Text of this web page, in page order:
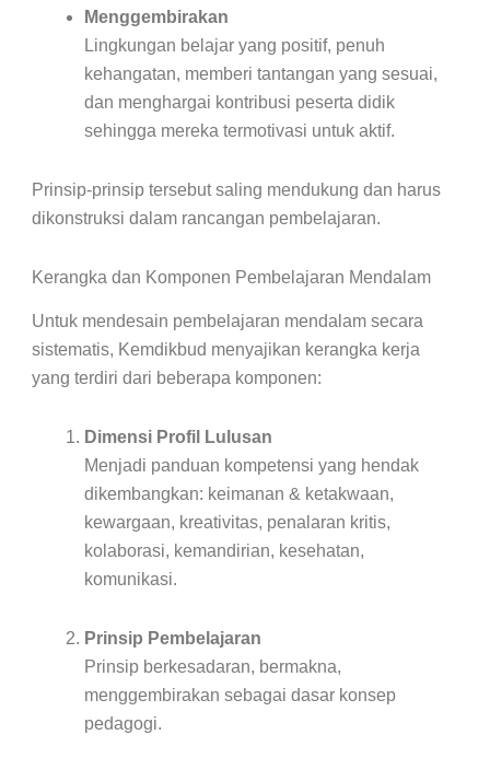
Menggembirakan
Lingkungan belajar yang positif, penuh
kehangatan, memberi tantangan yang sesuai,
dan menghargai kontribusi peserta didik
sehingga mereka termotivasi untuk aktif.
Prinsip-prinsip tersebut saling mendukung dan harus
dikonstruksi dalam rancangan pembelajaran.
Kerangka dan Komponen Pembelajaran Mendalam
Untuk mendesain pembelajaran mendalam secara
sistematis, Kemdikbud menyajikan kerangka kerja
yang terdiri dari beberapa komponen:
Dimensi Profil Lulusan
Menjadi panduan kompetensi yang hendak
dikembangkan: keimanan & ketakwaan,
kewargaan, kreativitas, penalaran kritis,
kolaborasi, kemandirian, kesehatan,
komunikasi.
Prinsip Pembelajaran
Prinsip berkesadaran, bermakna,
menggembirakan sebagai dasar konsep
pedagogi.